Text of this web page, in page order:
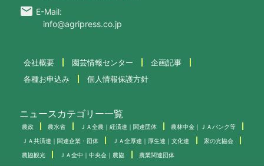
email E-Mail:
info@agripress.co.jp
会社概要 園芸情報センター
企画記事
各種お申込み
個人情報保護方針
ニュースカテゴリー一覧
農政 農水省 ＪＡ全農｜経済連｜関連団体 農林中金｜ＪＡバンク等
ＪＡ共済連｜関連企業・団体 ＪＡ全厚連｜厚生連｜文化連 家の光協会
農協観光 ＪＡ全中｜中央会｜農協 農業関連団体